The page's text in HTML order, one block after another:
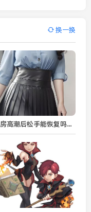
换一换
女人同房高潮后松手能恢复吗？揭秘影响女性高潮后恢复的多种因素：从生理到情感的全方位解析